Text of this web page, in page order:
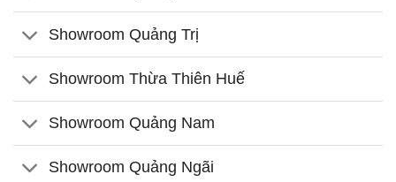
Showroom Quảng Trị
Showroom Thừa Thiên Huế
Showroom Quảng Nam
Showroom Quảng Ngãi